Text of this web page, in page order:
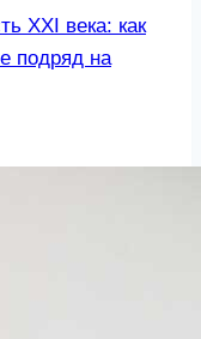
ХХI века: как
подряд на